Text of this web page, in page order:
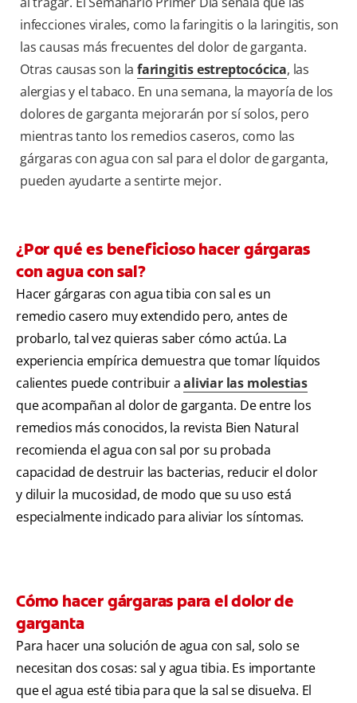
infecciones virales, como la faringitis o la laringitis, son
las causas más frecuentes del dolor de garganta.
Otras causas son lafaringitis estreptocócica, las
alergias y el tabaco. En una semana, la mayoría de los
dolores de garganta mejorarán por sí solos, pero
mientras tanto los remedios caseros, como las
gárgaras con agua con sal para el dolor de garganta,
pueden ayudarte a sentirte mejor.
¿Por qué es beneficioso hacer gárgaras
con agua con sal?
Hacer gárgaras con agua tibia con sal es un
remedio casero muy extendido pero, antes de
probarlo, tal vez quieras saber cómo actúa. La
experiencia empírica demuestra que tomar líquidos
calientes puede contribuir aaliviar las molestias
que acompañan al dolor de garganta. De entre los
remedios más conocidos, la revista Bien Natural
recomienda el agua con sal por su probada
capacidad de destruir las bacterias, reducir el dolor
y diluir la mucosidad, de modo que su uso está
especialmente indicado para aliviar los síntomas.
Cómo hacer gárgaras para el dolor de
garganta
Para hacer una solución de agua con sal, solo se
necesitan dos cosas: sal y agua tibia. Es importante
que el agua esté tibia para que la sal se disuelva. El